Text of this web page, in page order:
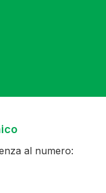
al numero: